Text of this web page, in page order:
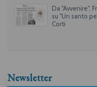
Da "Avvenire",
su "Un santo
Corti
Newsletter